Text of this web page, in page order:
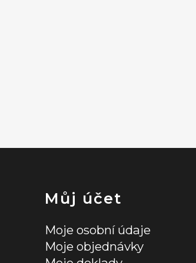
Můj účet
Moje osobní údaje
Moje objednávky